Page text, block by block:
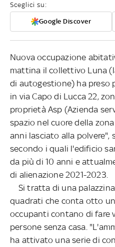
Sceglici su:
Google Discover
Nuova occupazione
mattina il collettivo Luna
di autogestione) ha preso
in via Capo di Lucca 22,
proprietà Asp (Azienda
spazio nel cuore della
anni lasciato alla polvere",
secondo i quali l'edificio
da più di 10 anni e
di alienazione 2021-2023.
Si tratta di una
quadrati che conta otto
occupanti contano di fare
persone senza casa.
ha attivato una serie di